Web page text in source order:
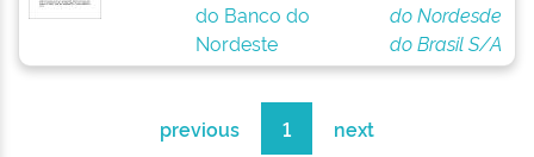
do Banco do
Nordeste
do Nordesde
do Brasil S/A
previous 1 next